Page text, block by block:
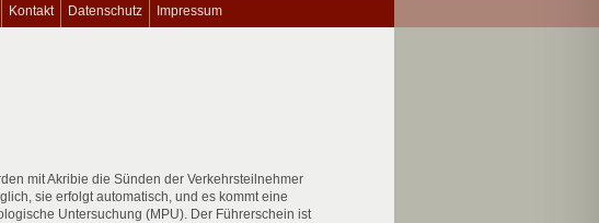
Kontakt Datenschutz Impressum
mit Akribie die Sünden der Verkehrsteilnehmer
sie erfolgt automatisch, und es kommt eine
Untersuchung (MPU). Der Führerschein ist